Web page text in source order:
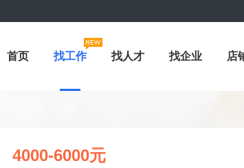
首页 找工作 找人才 找企业 店
4000-6000元